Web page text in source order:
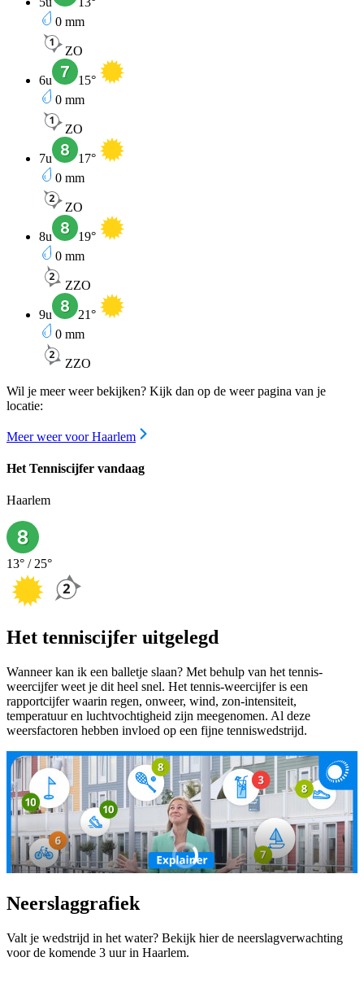
0 mm
ZO
6u 15°
0 mm
ZO
7u 17°
0 mm
ZO
8u 19°
0 mm
ZZO
9u 21°
0 mm
ZZO
Wil je meer weer bekijken? Kijk dan op de weer pagina van je
locatie:
Meer weer voor Haarlem
Het Tenniscijfer vandaag
Haarlem
13° / 25°
Het tenniscijfer uitgelegd
Wanneer kan ik een balletje slaan? Met behulp van het tennis-
weercijfer weet je dit heel snel. Het tennis-weercijfer is een
rapportcijfer waarin regen, onweer, wind, zon-intensiteit,
temperatuur en luchtvochtigheid zijn meegenomen. Al deze
weersfactoren hebben invloed op een fijne tenniswedstrijd.
Neerslaggrafiek
Valt je wedstrijd in het water? Bekijk hier de neerslagverwachting
voor de komende 3 uur in Haarlem.